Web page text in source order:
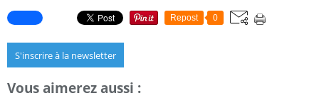
Repost 0
S'inscrire à la newsletter
Vous aimerez aussi :